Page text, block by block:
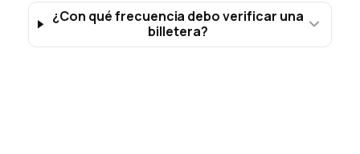
¿Con qué frecuencia debo verificar una
billetera?